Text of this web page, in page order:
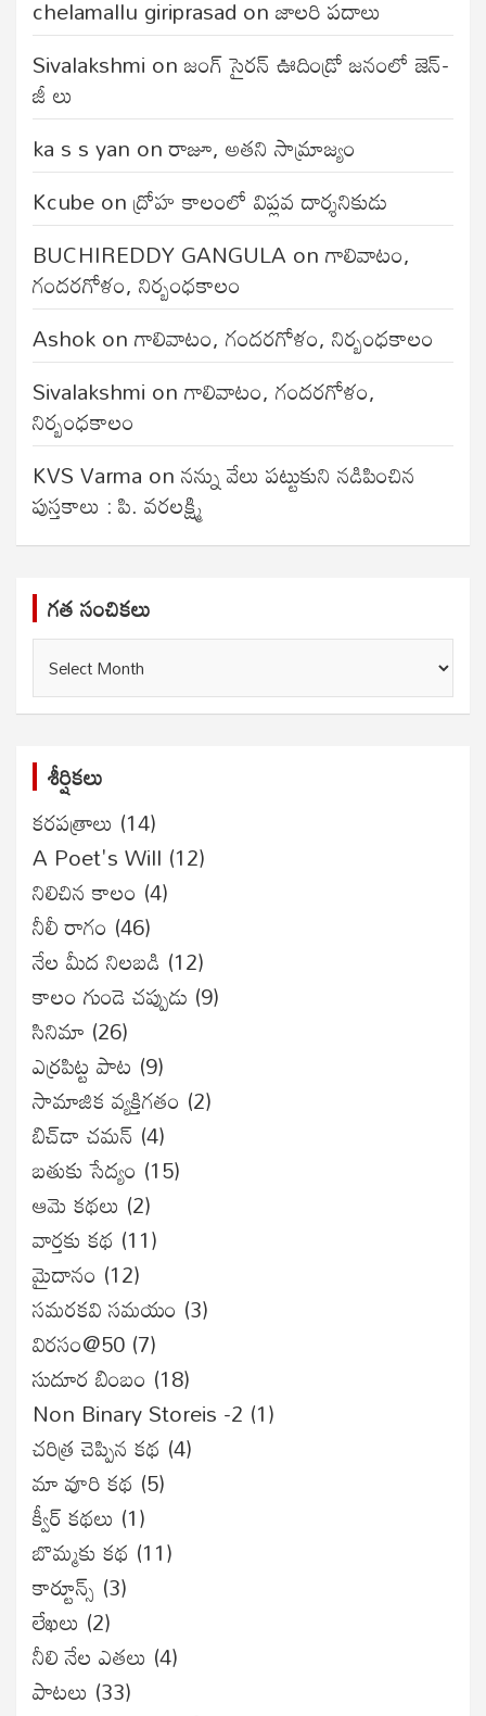
chelamallu giriprasad onజాలరి పదాలు
Sivalakshmi onజంగ్‌ సైరన్‌ ఊదిండ్రో జనంలో జెన్-
జీ లు
ka s s yan onరాజూ, అతని సామ్రాజ్యం
Kcubeonద్రోహ కాలంలో విప్లవ దార్శనికుడు
BUCHIREDDY GANGULA onగాలివాటం,
గందరగోళం, నిర్బంధకాలం
Ashokonగాలివాటం, గందరగోళం, నిర్బంధకాలం
Sivalakshmi onగాలివాటం, గందరగోళం,
నిర్బంధకాలం
KVS Varma onనన్ను వేలు పట్టుకుని నడిపించిన
పుస్తకాలు : పి. వరలక్ష్మి
గత సంచికలు
గత
సంచికలు
శీర్షికలు
కరపత్రాలు (14)
A Poet's Will (12)
నిలిచిన కాలం (4)
నీలీ రాగం (46)
నేల మీద నిలబడి (12)
కాలం గుండె చప్పుడు (9)
సినిమా (26)
ఎర్రపిట్ట పాట (9)
సామాజిక వ్యక్తిగతం (2)
బిచ్‌డా చమన్ (4)
బతుకు సేద్యం (15)
ఆమె కథలు (2)
వార్తకు కథ (11)
మైదానం (12)
సమరకవి సమయం (3)
విరసం@50 (7)
సుదూర బింబం (18)
Non Binary Storeis -2 (1)
చరిత్ర చెప్పిన కథ (4)
మా వూరి కథ (5)
క్వీర్ కథలు (1)
బొమ్మకు కథ (11)
కార్టూన్స్ (3)
లేఖలు (2)
నీలి నేల ఎతలు (4)
పాటలు (33)